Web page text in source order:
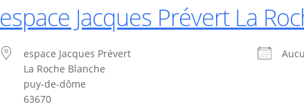
espace Jacques Prévert La
espace Jacques Prévert
La Roche Blanche
puy-de-dôme
63670